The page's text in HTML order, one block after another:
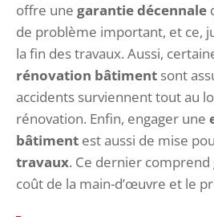
offre une garantie décennale
de problème important, et ce,
la fin des travaux. Aussi,
rénovation bâtiment sont
accidents surviennent tout au
rénovation. Enfin, engager une
bâtiment est aussi de mise
travaux. Ce dernier
coût de la main-d’œuvre et le